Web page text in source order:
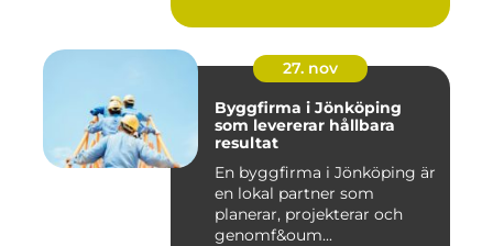
27. nov
Byggfirma i Jönköping
som levererar hållbara
resultat
En byggfirma i Jönköping är
en lokal partner som
planerar, projekterar och
genomf&oum...